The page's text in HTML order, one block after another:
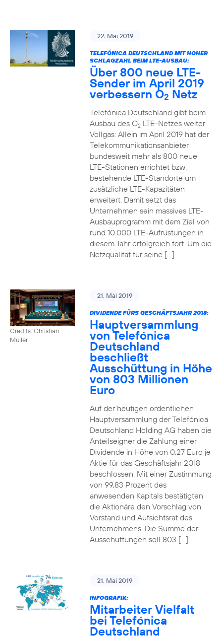
22. Mai 2019
TELEFÓNICA DEUTSCHLAND MIT HOHER
SCHLAGZAHL BEIM LTE-AUSBAU:
Über 800 neue LTE-
Sender im April 2019
verbessern O2 Netz
Telefónica Deutschland gibt beim
Ausbau des O2LTE-Netzes weiter
Vollgas: Allein im April 2019 hat der
Telekommunikationsanbieter
bundesweit mehr als 800 neue
LTE-Stationen errichtet bzw.
bestehende LTE-Standorte um
zusätzliche LTE-Kapazitäten
erweitert. Damit setzt das
Unternehmen sein massives LTE-
Ausbauprogramm mit dem Ziel von
rund 10.000 LTE-Aufrüstungen in
diesem Jahr erfolgreich fort. Um die
Netzqualität für seine […]
Credits: Christian
Müller
21. Mai 2019
DIVIDENDE FÜRS GESCHÄFTSJAHR 2018:
Hauptversammlung
von Telefónica
Deutschland
beschließt
Ausschüttung in Höhe
von 803 Millionen
Euro
Auf der heutigen ordentlichen
Hauptversammlung der Telefónica
Deutschland Holding AG haben die
Anteilseigner die Zahlung einer
Dividende in Höhe von 0,27 Euro je
Aktie für das Geschäftsjahr 2018
beschlossen. Mit einer Zustimmung
von 99,83 Prozent des
anwesenden Kapitals bestätigten
die Aktionäre den Vorschlag von
Vorstand und Aufsichtsrat des
Unternehmens. Die Summe der
Ausschüttungen soll 803 […]
21. Mai 2019
INFOGRAFIK:
Mitarbeiter Vielfalt
bei Telefónica
Deutschland